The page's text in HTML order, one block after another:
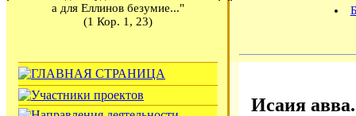
а для Еллинов безумие..."
(1 Кор. 1, 23)
Исаия авва.